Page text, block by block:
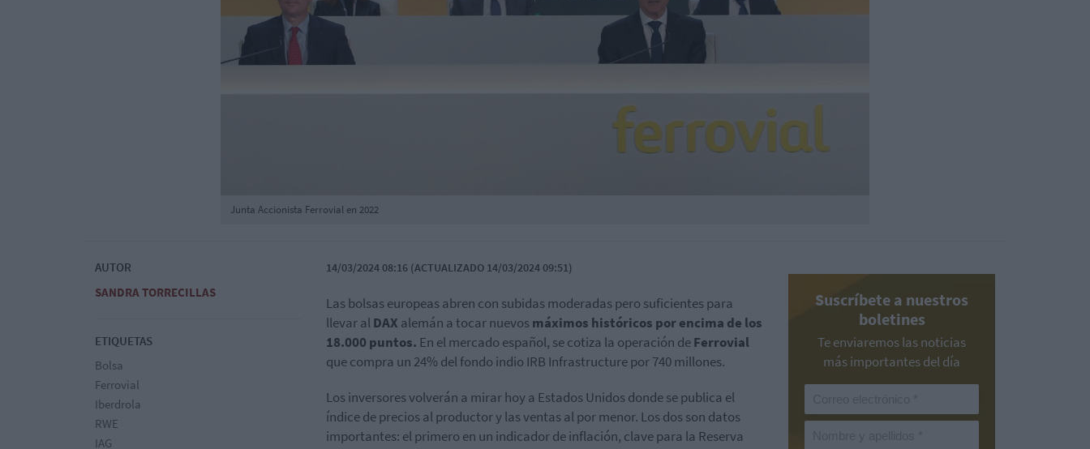
Junta Accionista Ferrovial en 2022
AUTOR
SANDRA TORRECILLAS
ETIQUETAS
Bolsa
Ferrovial
Iberdrola
RWE
IAG
14/03/2024 08:16 (ACTUALIZADO 14/03/2024 09:51)
Las bolsas europeas abren con subidas moderadas pero suficientes para
llevar alDAX alemán a tocar nuevosmáximos históricos por encima de los
18.000 puntos. En el mercado español, se cotiza la operación deFerrovial
que compra un 24% del fondo indio IRB Infrastructure por 740 millones.
Los inversores volverán a mirar hoy a Estados Unidos donde se publica el
índice de precios al productor y las ventas al por menor. Los dos son datos
importantes: el primero en un indicador de inflación, clave para la Reserva
Suscríbete a nuestros
boletines
Te enviaremos las noticias
más importantes del día